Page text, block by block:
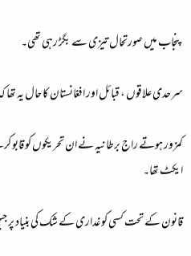
پنجاب میں صورتحال تیزی سے بگڑ رہی تھی۔
سرحدی علاقوں ، قبائل اور افغانستان کا حال یہ
کمزور ہوتے راج برطانیہ نے ان تحریکوں کو قابو
ایکٹ تھا۔
قانون کے تحت کسی کو غداری کے شک کی بنیاد پر